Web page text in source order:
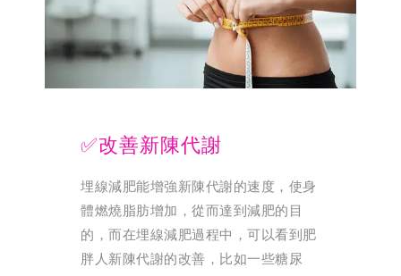
✅改善新陳代謝
埋線減肥能增強新陳代謝的速度，使身
體燃燒脂肪增加，從而達到減肥的目
的，而在埋線減肥過程中，可以看到肥
胖人新陳代謝的改善，比如一些糖尿